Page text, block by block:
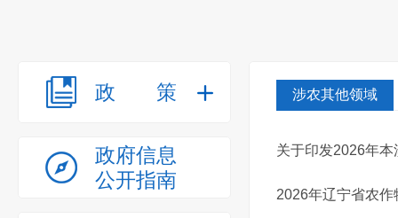
政策
政府信息
公开指南
涉农其他领域
关于印发2026年
2026年辽宁省农